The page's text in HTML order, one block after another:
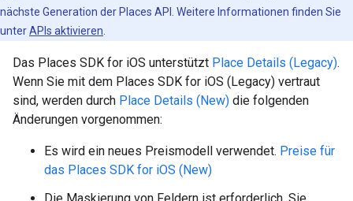
nächste Generation der Places API. Weitere Informationen finden Sie
unterAPIs aktivieren
Das Places SDK for iOS unterstützt Place Details (Legacy).
Wenn Sie mit dem Places SDK for iOS (Legacy) vertraut
sind, werden durch Place Details (New) die folgenden
Änderungen vorgenommen:
Es wird ein neues Preismodell verwendet. Preise für
das Places SDK for iOS (New)